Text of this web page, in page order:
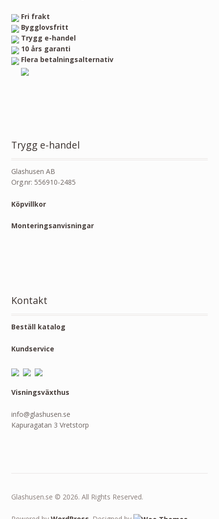
Fri frakt
Bygglovsfritt
Trygg e-handel
10 års garanti
Flera betalningsalternativ
Trygg e-handel
Glashusen AB
Org.nr: 556910-2485
Köpvillkor
Monteringsanvisningar
Kontakt
Beställ katalog
Kundservice
Visningsväxthus
info@glashusen.se
Kapuragatan 3 Vretstorp
Glashusen.se © 2026. All Rights Reserved.